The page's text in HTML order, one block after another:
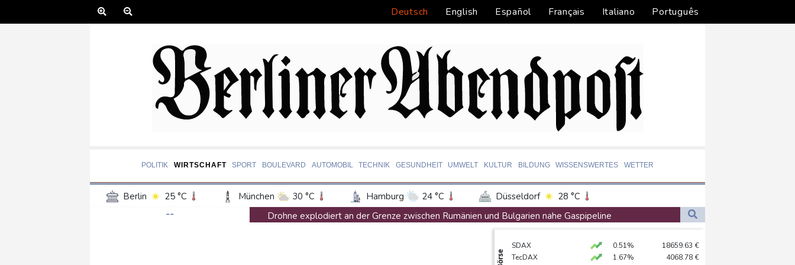
Deutsch English Español Français Italiano Português
POLITIK WIRTSCHAFT SPORT BOULEVARD AUTOMOBIL TECHNIK GESUNDHEIT UMWELT KULTUR BILDUNG WISSENSWERTES WETTER
Berlin 25 °C München 30 °C Hamburg 24 °C Düsseldorf
28 °C
Frankfurt am Main
Potsdam 25 °C Leipzig 27 °C Dortmund
28 °C
Bremen
Wien
--
Drohne explodiert an der Grenze zwischen Rumänien und Bulgarien nahe Gaspipeline
Absturz von Ultraleichtflugzeug: 72-jähriger Pilot stirbt in Baden-Württemberg
Börse
SDAX 0.51% 18659.63 €
TecDAX
1.67% 4068.78 €